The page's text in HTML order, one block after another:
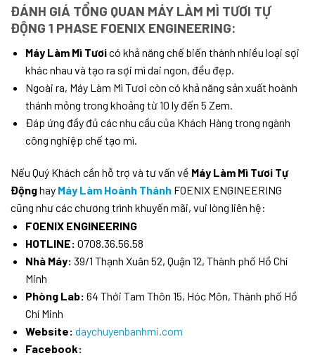
ĐÁNH GIÁ TỔNG QUAN MÁY LÀM MÌ TƯƠI TỰ
ĐỘNG 1 PHASE FOENIX ENGINEERING:
Máy Làm Mì Tươicó khả năng chế biến thành nhiều loại sợi
khác nhau và tạo ra sợi mì dai ngon, đều đẹp.
Ngoài ra, Máy Làm Mì Tươi còn có khả năng sản xuất hoành
thánh mỏng trong khoảng từ 10 ly đến 5 Zem.
Đáp ứng đầy đủ các nhu cầu của Khách Hàng trong ngành
công nghiệp chế tạo mì.
Nếu Quý Khách cần hỗ trợ và tư vấn về Máy Làm Mì Tươi Tự
Độnghay Máy Làm Hoành Thánh FOENIX ENGINEERING
cũng như các chương trình khuyến mãi, vui lòng liên hệ:
FOENIX ENGINEERING
HOTLINE: 0708.36.56.58
Nhà Máy: 39/1 Thạnh Xuân 52, Quận 12, Thành phố Hồ Chí
Minh
Phòng Lab: 64 Thới Tam Thôn 15, Hóc Môn, Thành phố Hồ
Chí Minh
Website: daychuyenbanhmi.com
Facebook: